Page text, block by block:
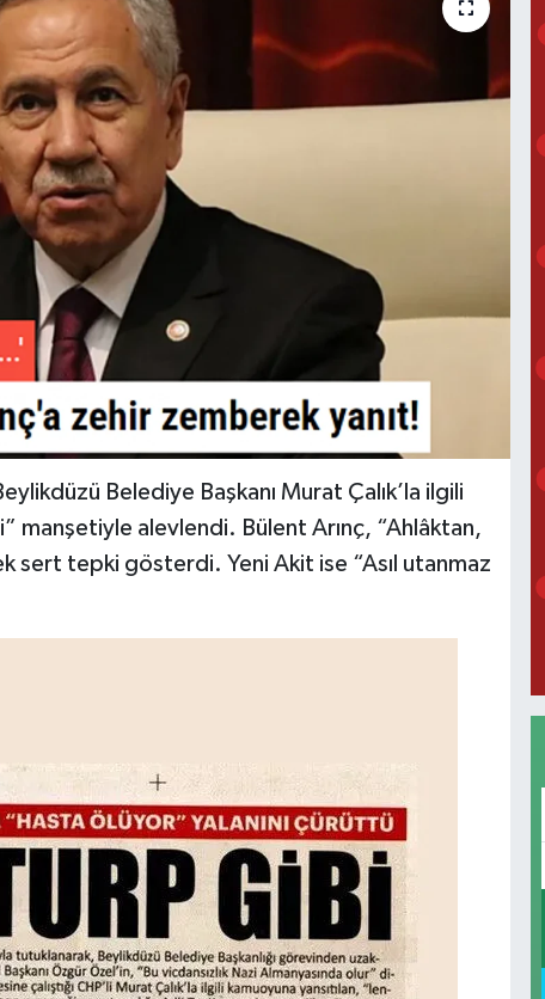
Belediye Başkanı Murat Çalık’la ilgili
manşetiyle alevlendi. Bülent Arınç, “Ahlâktan,
sert tepki gösterdi. Yeni Akit ise “Asıl utanmaz